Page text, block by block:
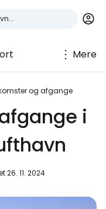
Mere
og afgange
i
26. 11. 2024